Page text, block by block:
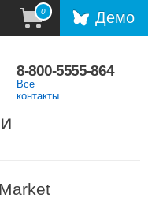
0 Демо
8-800-5555-864
Все
контакты